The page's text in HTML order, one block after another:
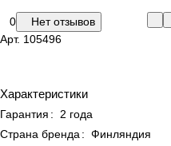
0
Нет отзывов
Арт. 105496
Характеристики
Гарантия :
2 года
Страна бренда : Финляндия